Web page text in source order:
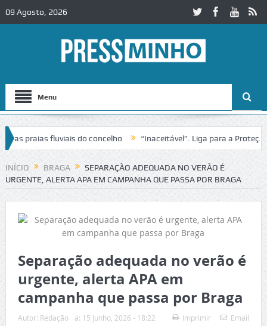
09 Agosto, 2026
Menu
praias fluviais do concelho “Inaceitável”. Liga para a Proteção da
de trânsito no IC2 em Alcobaça Igreja do Castelo de Cerveira
INÍCIO BRAGA
SEPARAÇÃO ADEQUADA NO VERÃO É
URGENTE, ALERTA APA EM CAMPANHA QUE PASSA POR BRAGA
Separação adequada no verão é
urgente, alerta APA em
campanha que passa por Braga
Autor: Redação a: 15 Junho, 2026 - 18:22 Imprimir Email